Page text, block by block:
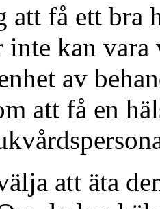
få ett bra
kan vara
av
att få en
att äta